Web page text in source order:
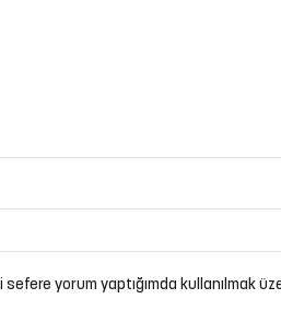
sefere yorum yaptığımda kullanılmak